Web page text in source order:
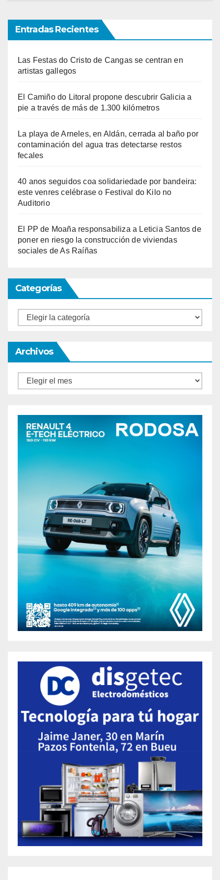
Entradas Recientes
Las Festas do Cristo de Cangas se centran en
artistas gallegos
El Camiño do Litoral propone descubrir Galicia a
pie a través de más de 1.300 kilómetros
La playa de Arneles, en Aldán, cerrada al baño por
contaminación del agua tras detectarse restos
fecales
40 anos seguidos coa solidariedade por bandeira:
este venres celébrase o Festival do Kilo no
Auditorio
El PP de Moaña responsabiliza a Leticia Santos de
poner en riesgo la construcción de viviendas
sociales de As Raíñas
Categorías
Categorías
Archivos
Archivos